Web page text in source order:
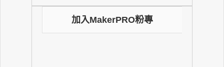
加入MakerPRO粉專